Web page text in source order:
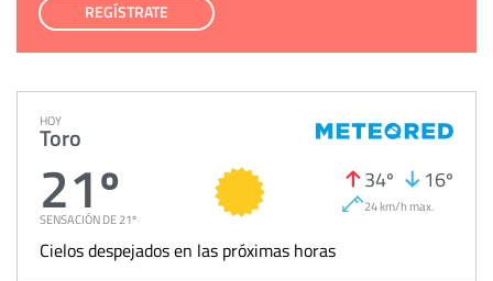
REGÍSTRATE
HOY
Toro
21º
SENSACIÓN DE 21º
34º 16º
24 km/h max.
Cielos despejados en las próximas horas